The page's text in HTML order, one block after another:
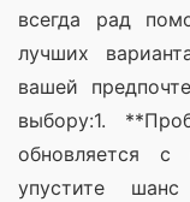
всегда рад
лучших
вашей
выбору:1.
обновляется
упустите